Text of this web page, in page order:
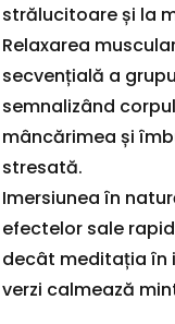
strălucitoare și la
Relaxarea
secvențială a
semnalizând
mâncărimea și
stresată.
Imersiunea în
efectelor sale
decât meditația în
verzi calmează